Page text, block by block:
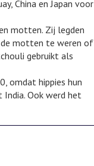
China en Japan voor
motten. Zij legden
de motten te weren of
gebruikt als
omdat hippies hun
Ook werd het